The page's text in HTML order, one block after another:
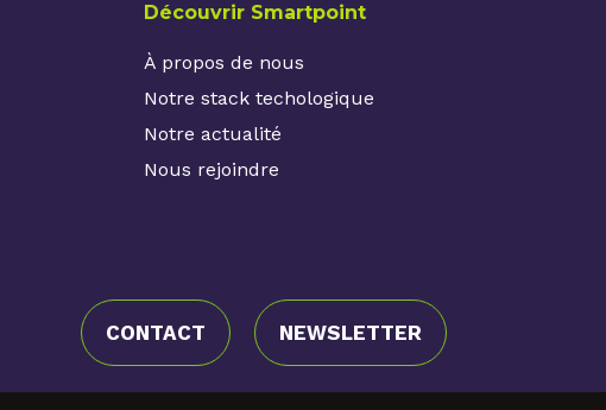
Découvrir Smartpoint
À propos de nous
Notre stack techologique
Notre actualité
Nous rejoindre
CONTACT NEWSLETTER